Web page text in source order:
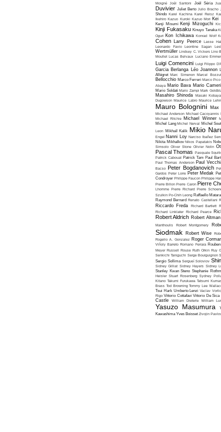
Moigné Joël Santoni Joël Séria
Duvivier Juliet Berto Julio Bracho
Shindo Karel Kachina Karel Reisz
Ikehiro Kazuo Kuroki Kazuo Mori Kei
Kenji Misumi Kenji Mizoguchi
Kinji Fukasaku Kinuyo Tanaka
Oguri Kon Ichikawa Konrad Wolf
Cohen Larry Peerce
Lasse
Leonardo Favio
Leontine Sagan
Wertmüller Lindsey C. Vickers Lino
Moullet Lucas Belvaux Luciano Emmer
Luigi Comencini Luigi Filippo
Garcia Berlanga Léo Joannon
Allégret Marc Simenon Marcel
Bellocchio Marco Ferreri Marco Pico
Abaya Mario Bava Mario
Mario Soldati Mario Zampi Mark
Masahiro Shinoda Masaki
Dugowson Maurice Labro Maurice
Mauro Bolognini Max
Michael Anderson Michael Cacoyannis
Michael Ritchie Michael Winner
Michel Lang Michel Nerval Michel
Leon Mikhaïl Kalik Mikio
Engel Nanni Loy Narciso Ibañez
Nikita Mikhalkov Nikos Papatakis
Simsolo Oliver Stone Olivier Nolin
Pascal Thomas Pasquale
Patrick Cabouat Patrick Tam Paul
Paul Thomas Anderson Paul
Bacso Peter Bogdanovich
Gardos Peter Lorre Peter Medak
Condroyer Philippe Faucon Philippe
Pierre Billon Pierre Caron Pierre
Lhomme Pierre Richard Pierre
Szulkin Po-Chih Leong Raffaello
Raymond Bernard Renato Castellani
Riccardo Freda Richard Bartlett
Richard Linklater Richard Pearce
Robert Aldrich Robert Altman
Manthoulis Robert Montgomery
Siodmak Robert Wise
Rogelio A. Gonzalez Roger
Viñoly Barreto Romano Ferrara
Meyer Russell Rouse Ruth Orkin Ruy
Senkichi Taniguchi Serge Bourguignon
Sergio Sollima Sergueï Soloviov
Sidney Gilliat Sidney Hayers Sidney
Stanley Kwan Steno Stephanie
Heisler Stuart Rosenberg Sydney
Kitano Takumi Furukawa Tatsumi
Brass Tod Browning Tommy Lee
Tsui Hark Umberto Lenzi Vaclav
Rigo Vittorio Cottafavi Vittorio De Sica
Castle William Dieterle William
Yasuzo Masumura
Kawashima Yves Boisset Zivojin